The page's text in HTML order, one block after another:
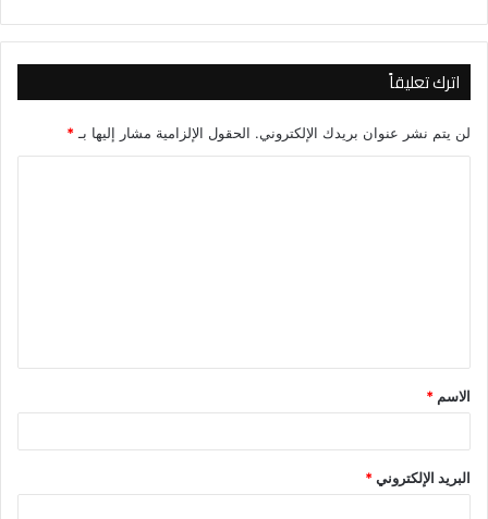
اترك تعليقاً
لن يتم نشر عنوان بريدك الإلكتروني. الحقول الإلزامية مشار إليها بـ *
ق
*
الاسم *
البريد الإلكتروني*